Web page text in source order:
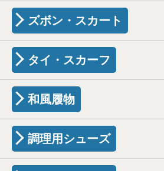
ズボン・スカート
タイ・スカーフ
和風履物
調理用シューズ